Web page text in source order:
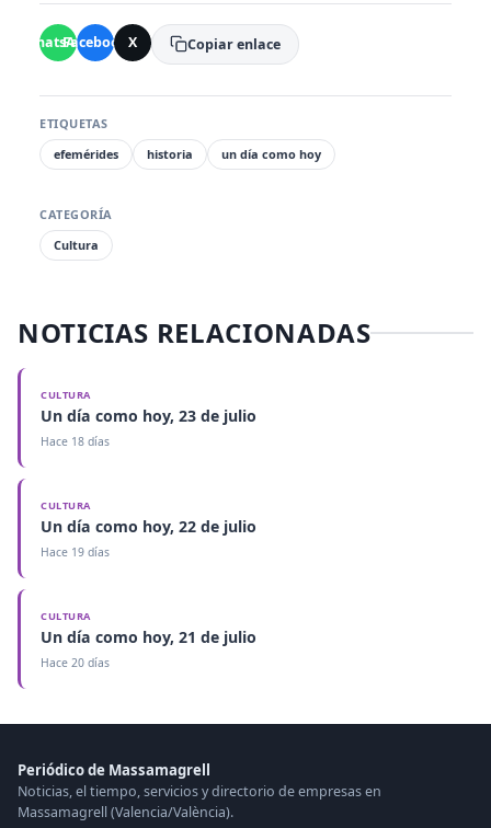
WhatsApp
Facebook X Copiar enlace
ETIQUETAS
efemérides
historia un día como hoy
CATEGORÍA
Cultura
NOTICIAS RELACIONADAS
CULTURA
Un día como hoy, 23 de julio
Hace 18 días
CULTURA
Un día como hoy, 22 de julio
Hace 19 días
CULTURA
Un día como hoy, 21 de julio
Hace 20 días
Periódico de Massamagrell
Noticias, el tiempo, servicios y directorio de empresas en
Massamagrell (Valencia/València).